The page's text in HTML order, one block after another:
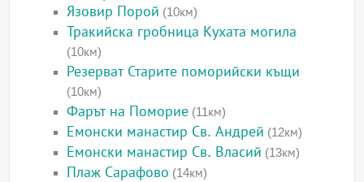
Язовир Порой (10км)
Тракийска гробница Кухата могила
(10км)
Резерват Старите поморийски къщи
(10км)
Фарът на Поморие (11км)
Емонски манастир Св. Андрей (12км)
Емонски манастир Св. Власий (13км)
Плаж Сарафово (14км)